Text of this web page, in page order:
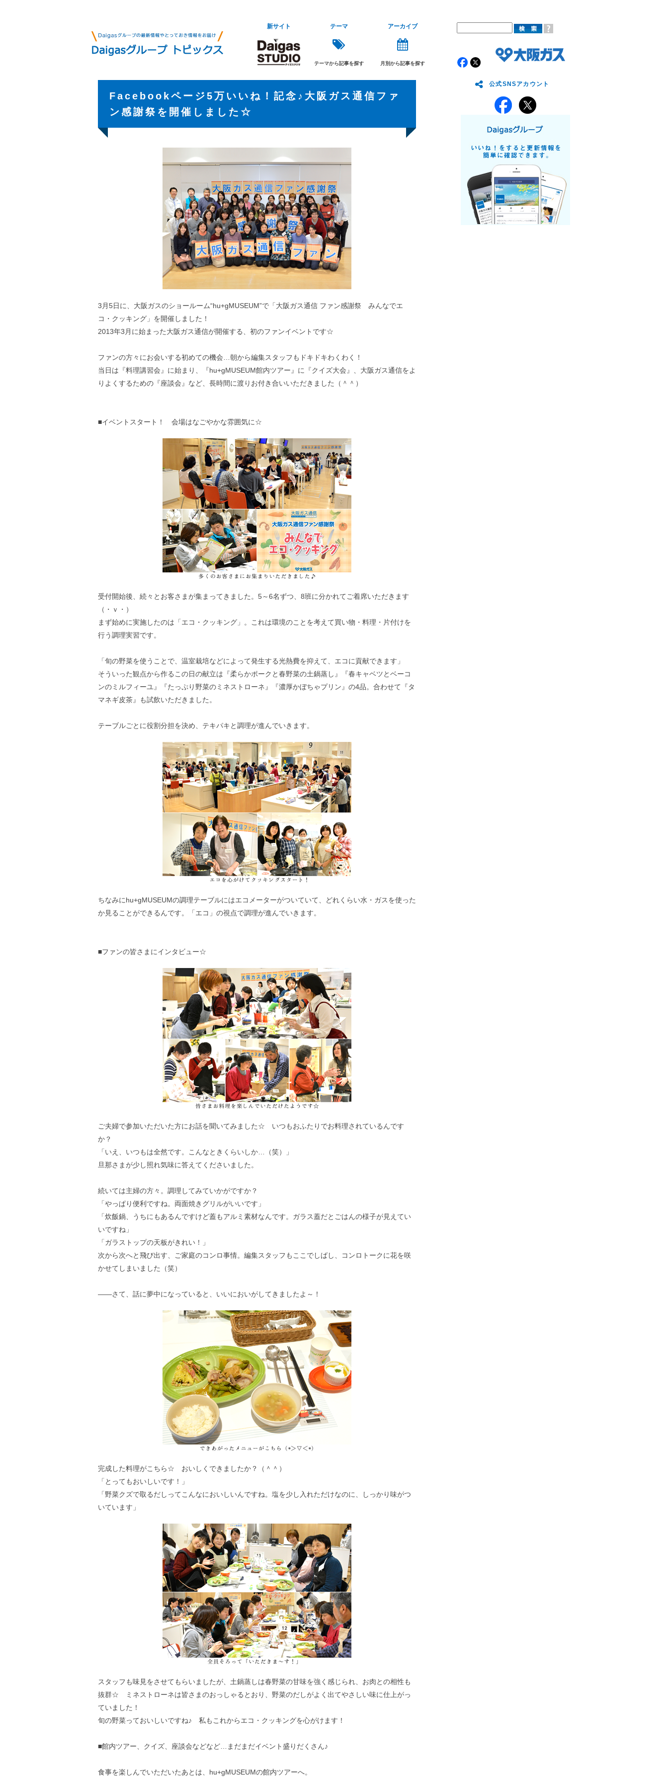
新サイト テーマ
テーマから記事を探す
アーカイブ
月別から記事を探す
Facebookページ5万いいね！記念♪大阪ガス通信ファ
ン感謝祭を開催しました☆
3月5日に、大阪ガスのショールーム“hu+gMUSEUM”で「大阪ガス通信 ファン感謝祭 みんなでエ
コ・クッキング」を開催しました！
2013年3月に始まった大阪ガス通信が開催する、初のファンイベントです☆
ファンの方々にお会いする初めての機会…朝から編集スタッフもドキドキわくわく！
当日は『料理講習会』に始まり、『hu+gMUSEUM館内ツアー』に『クイズ大会』、大阪ガス通信をよ
りよくするための『座談会』など、長時間に渡りお付き合いいただきました（＾＾）
■イベントスタート！ 会場はなごやかな雰囲気に☆
受付開始後、続々とお客さまが集まってきました。5～6名ずつ、8班に分かれてご着席いただきます
（・ｖ・）
まず始めに実施したのは「エコ・クッキング」。これは環境のことを考えて買い物・料理・片付けを
行う調理実習です。
「旬の野菜を使うことで、温室栽培などによって発生する光熱費を抑えて、エコに貢献できます」
そういった観点から作るこの日の献立は『柔らかポークと春野菜の土鍋蒸し』『春キャベツとベーコ
ンのミルフィーユ』『たっぷり野菜のミネストローネ』『濃厚かぼちゃプリン』の4品。合わせて『タ
マネギ皮茶』も試飲いただきました。
テーブルごとに役割分担を決め、テキパキと調理が進んでいきます。
ちなみにhu+gMUSEUMの調理テーブルにはエコメーターがついていて、どれくらい水・ガスを使った
か見ることができるんです。「エコ」の視点で調理が進んでいきます。
■ファンの皆さまにインタビュー☆
ご夫婦で参加いただいた方にお話を聞いてみました☆ いつもおふたりでお料理されているんです
か？
「いえ、いつもは全然です。こんなときくらいしか…（笑）」
旦那さまが少し照れ気味に答えてくださいました。
続いては主婦の方々。調理してみていかがですか？
「やっぱり便利ですね。両面焼きグリルがいいです」
「炊飯鍋、うちにもあるんですけど蓋もアルミ素材なんです。ガラス蓋だとごはんの様子が見えてい
いですね」
「ガラストップの天板がきれい！」
次から次へと飛び出す、ご家庭のコンロ事情。編集スタッフもここでしばし、コンロトークに花を咲
かせてしまいました（笑）
――さて、話に夢中になっていると、いいにおいがしてきましたよ～！
完成した料理がこちら☆ おいしくできましたか？（＾＾）
「とってもおいしいです！」
「野菜クズで取るだしってこんなにおいしいんですね。塩を少し入れただけなのに、しっかり味がつ
いています」
スタッフも味見をさせてもらいましたが、土鍋蒸しは春野菜の甘味を強く感じられ、お肉との相性も
抜群☆ ミネストローネは皆さまのおっしゃるとおり、野菜のだしがよく出てやさしい味に仕上がっ
ていました！
旬の野菜っておいしいですね♪ 私もこれからエコ・クッキングを心がけます！
■館内ツアー、クイズ、座談会などなど…まだまだイベント盛りだくさん♪
食事を楽しんでいただいたあとは、hu+gMUSEUMの館内ツアーへ。
公式SNSアカウント